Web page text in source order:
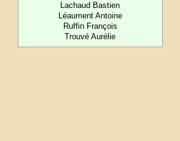
Lachaud Bastien
Léaument Antoine
Ruffin François
Trouvé Aurélie